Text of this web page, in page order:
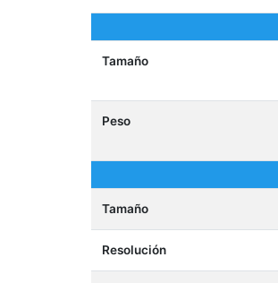
Tamaño
Peso
Tamaño
Resolución